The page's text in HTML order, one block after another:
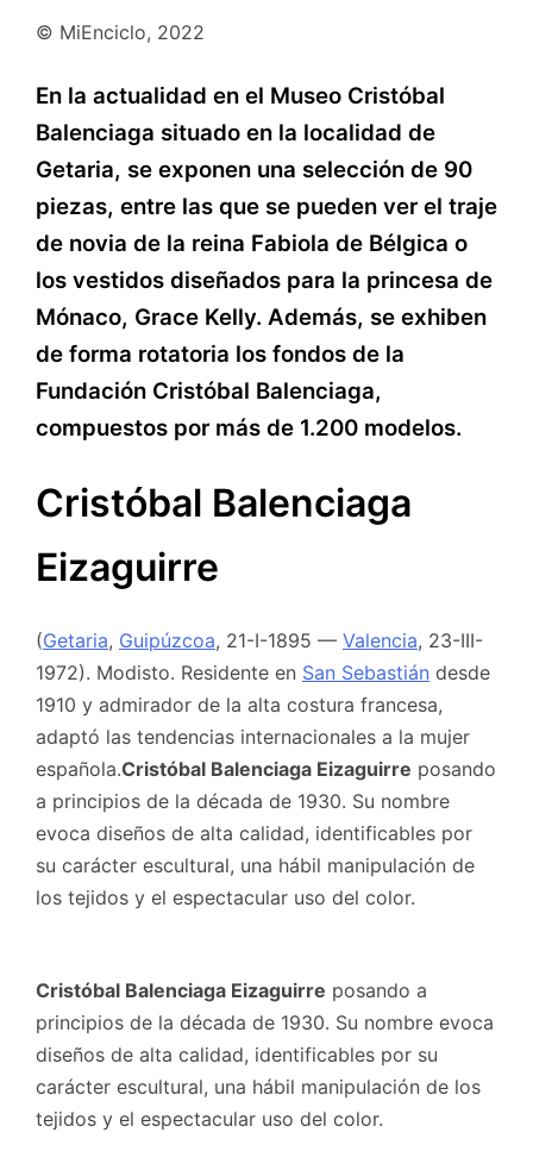
© MiEnciclo, 2022
En la actualidad en el Museo Cristóbal
Balenciaga situado en la localidad de
Getaria, se exponen una selección de 90
piezas, entre las que se pueden ver el traje
de novia de la reina Fabiola de Bélgica o
los vestidos diseñados para la princesa de
Mónaco, Grace Kelly. Además, se exhiben
de forma rotatoria los fondos de la
Fundación Cristóbal Balenciaga,
compuestos por más de 1.200 modelos.
Cristóbal Balenciaga
Eizaguirre
(Getaria, Guipúzcoa, 21-I-1895 — Valencia, 23-III-
1972). Modisto. Residente en San Sebastián desde
1910 y admirador de la alta costura francesa,
adaptó las tendencias internacionales a la mujer
española.Cristóbal Balenciaga Eizaguirre posando
a principios de la década de 1930. Su nombre
evoca diseños de alta calidad, identificables por
su carácter escultural, una hábil manipulación de
los tejidos y el espectacular uso del color.
Cristóbal Balenciaga Eizaguirre posando a
principios de la década de 1930. Su nombre evoca
diseños de alta calidad, identificables por su
carácter escultural, una hábil manipulación de los
tejidos y el espectacular uso del color.